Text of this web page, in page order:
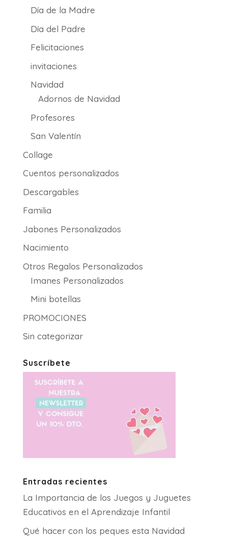
Día de la Madre
Día del Padre
Felicitaciones
invitaciones
Navidad
Adornos de Navidad
Profesores
San Valentín
Collage
Cuentos personalizados
Descargables
Familia
Jabones Personalizados
Nacimiento
Otros Regalos Personalizados
Imanes Personalizados
Mini botellas
PROMOCIONES
Sin categorizar
Suscríbete
Entradas recientes
La Importancia de los Juegos y Juguetes
Educativos en el Aprendizaje Infantil
Qué hacer con los peques esta Navidad